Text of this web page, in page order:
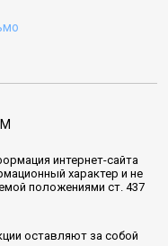
интернет-сайта
характер и не
положениями ст. 437
оставляют за собой